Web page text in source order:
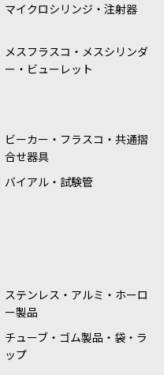
マイクロシリンジ・注射器
メスフラスコ・メスシリンダ
ー・ビューレット
ビーカー・フラスコ・共通摺
合せ器具
バイアル・試験管
ステンレス・アルミ・ホーロ
ー製品
チューブ・ゴム製品・袋・ラ
ップ